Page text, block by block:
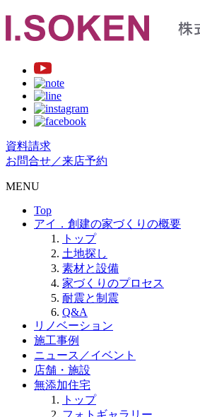
資料請求
お問合せ／来店予約
MENU
Top
アイ．創建の家づくりの概要
トップ
土地探し
素材と設備
家づくりのプロセス
耐震と制震
Q&A
リノベーション
施工事例
ニュース／イベント
店舗・施設
無添加住宅
トップ
フォトギャラリー